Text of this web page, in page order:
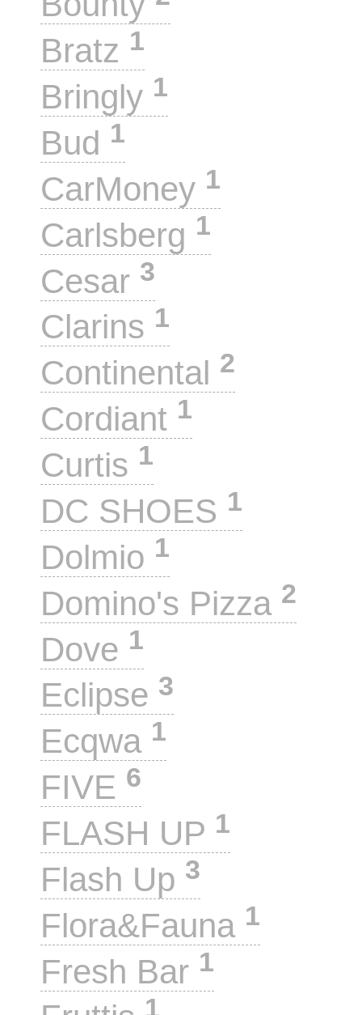
Bratz 1
Bringly 1
Bud 1
CarMoney 1
Carlsberg 1
Cesar 3
Clarins 1
Continental 2
Cordiant 1
Curtis 1
DC SHOES 1
Dolmio 1
Domino's Pizza 2
Dove 1
Eclipse 3
Ecqwa 1
FIVE 6
FLASH UP 1
Flash Up 3
Flora&Fauna 1
Fresh Bar 1
1